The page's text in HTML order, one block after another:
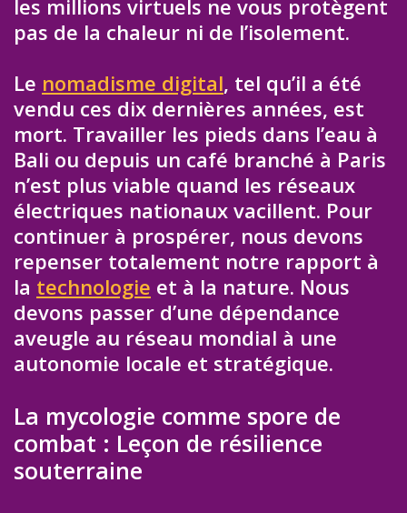
les millions virtuels ne vous protègent
pas de la chaleur ni de l’isolement.
Le nomadisme digital, tel qu’il a été
vendu ces dix dernières années, est
mort. Travailler les pieds dans l’eau à
Bali ou depuis un café branché à Paris
n’est plus viable quand les réseaux
électriques nationaux vacillent. Pour
continuer à prospérer, nous devons
repenser totalement notre rapport à
la technologie et à la nature. Nous
devons passer d’une dépendance
aveugle au réseau mondial à une
autonomie locale et stratégique.
La mycologie comme spore de
combat : Leçon de résilience
souterraine